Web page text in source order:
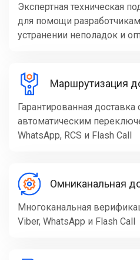
Экспертная техническая
для помощи
устранении неполадок и
Маршрутизация
Гарантированная
автоматическим
WhatsApp, RCS и Flash Call
Омниканальная
Многоканальная
Viber, WhatsApp и Flash Call